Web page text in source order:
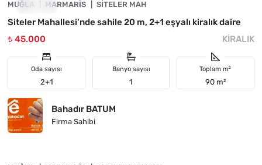
KIRALIK
MUĞLA MARMARIS SITELER MAH
Siteler Mahallesi’nde sahile 20 m, 2+1 eşyalı kiralık daire
₺ 45.000
KIRALIK
Oda sayısı
2+1
Banyo sayısı
1
Toplam m²
90 m²
Bahadır BATUM
Firma Sahibi